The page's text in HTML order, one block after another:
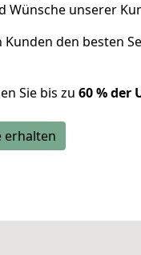
unserer
den besten
Sie bis zu 60 % der
erhalten